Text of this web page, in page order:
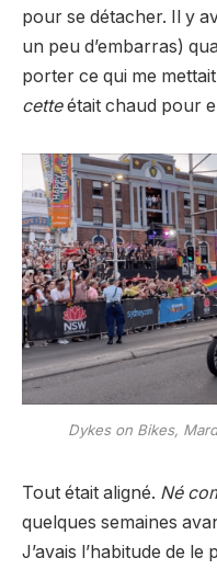
pour se détacher. Il y
un peu d’embarras)
porter ce qui me
cetteétait chaud pour
Dykes on Bikes,
Tout était aligné. Né
quelques semaines
J’avais l’habitude de le